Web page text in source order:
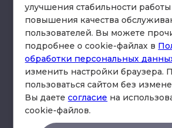
схема проезда
© Юридическая фирма
улучшения стабильности работы
повышения качества
пользователей. Вы можете
подробнее о cookie-файлах в
обработки персональных
изменить настройки браузера.
пользоваться сайтом без
Вы даетесогласие на
cookie-файлов.